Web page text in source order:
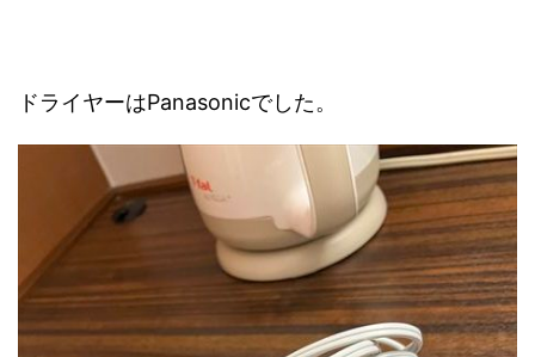
ドライヤーはPanasonicでした。